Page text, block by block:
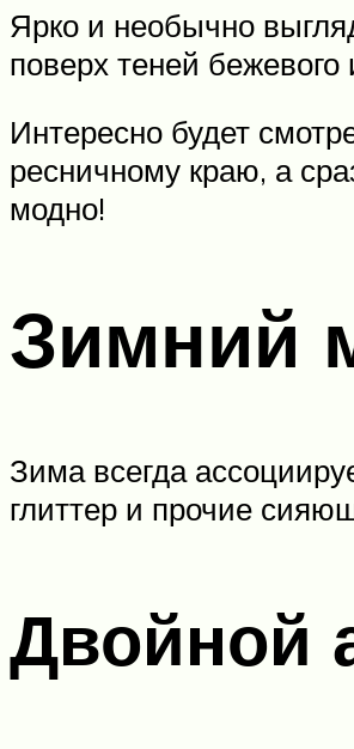
Ярко и необычно
поверх теней бежевого
Интересно будет
ресничному краю, а
модно!
Зимний
Зима всегда
глиттер и прочие
Двойной